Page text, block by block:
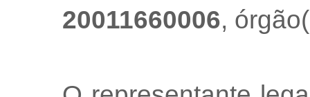
20011660006,